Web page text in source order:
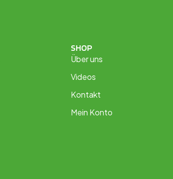
SHOP
Über uns
Videos
Kontakt
Mein Konto